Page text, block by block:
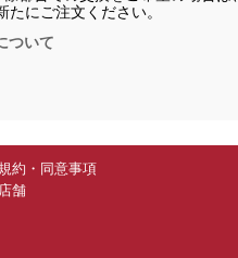
にご注文ください。
ついて
規約・同意事項
店舗